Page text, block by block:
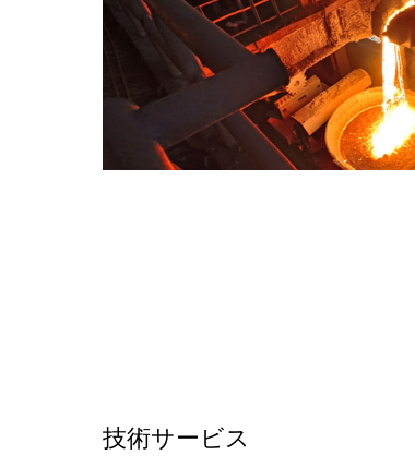
技術サービス